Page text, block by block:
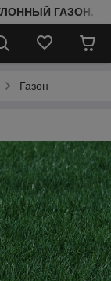
ГАЗОН.
Газон